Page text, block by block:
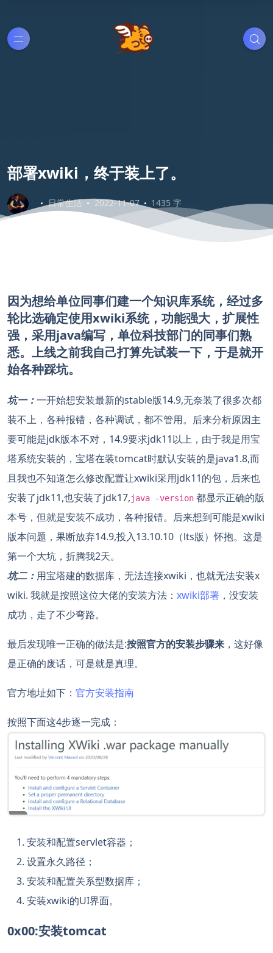
部署xwiki，终于装上了。
日常生活 2022-11-07 1435 字
因为想给单位同事们建一个知识库系统，经过多
轮比选确定使用xwiki系统，功能强大，扩展性
强，采用java编写，单位科技部门的同事们熟
悉。上线之前我自己打算先试装一下，于是就开
始各种踩坑。
坑一：一开始想安装最新的stable版14.9,无奈装了很多次都
装不上，各种报错，各种调试，都不管用。后来分析原因主
要可能是jdk版本不对，14.9要求jdk11以上，由于我是用宝
塔系统安装的，宝塔在装tomcat时默认安装的是java1.8,而
且我也不知道怎么修改配置让xwiki采用jdk11的包，后来也
安装了jdk11,也安装了jdk17,java -version 都显示正确的版
本号，但就是安装不成功，各种报错。后来想到可能是xwiki
版本问题，果断放弃14.9,投入13.10.10（lts版）怀抱。这是
第一个大坑，折腾我2天。
坑二： 用宝塔建的数据库，无法连接xwiki，也就无法安装x
wiki. 我就是按照这位大佬的安装方法： xwiki部署 ，没安装
成功，走了不少弯路。
最后发现唯一正确的做法是:按照官方的安装步骤来 ，这好像
是正确的废话，可是就是真理。
官方地址如下： 官方安装指南
按照下面这4步逐一完成：
安装和配置servlet容器；
设置永久路径；
安装和配置关系型数据库；
安装xwiki的UI界面。
0x00:安装tomcat